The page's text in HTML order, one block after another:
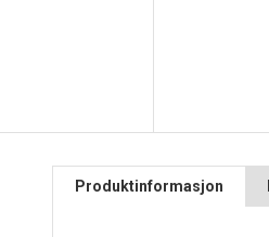
Produktinformasjon